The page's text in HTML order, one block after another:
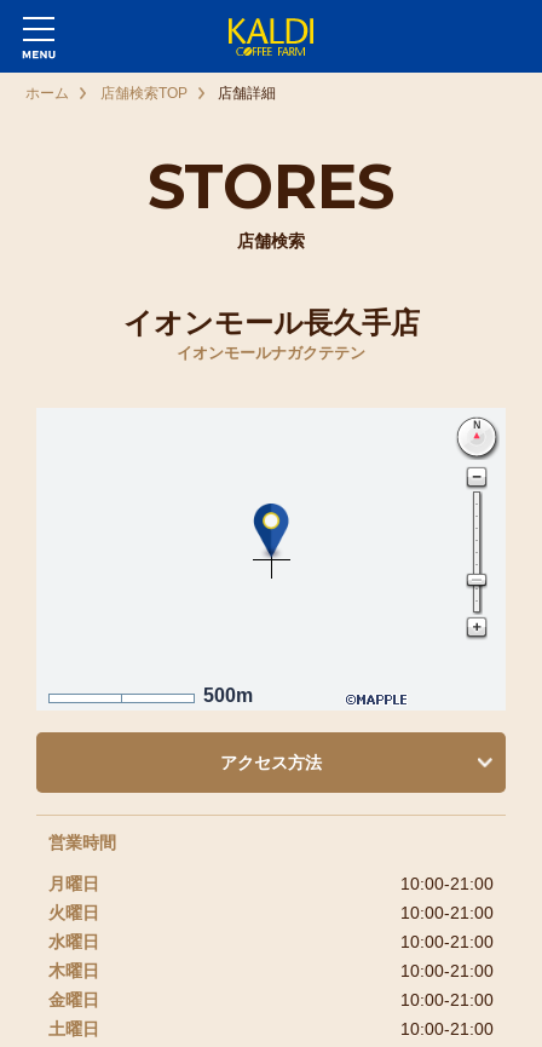
STORES
店舗検索
ホーム 店舗検索TOP 店舗詳細
イオンモール長久手店
イオンモールナガクテテン
500m
営業時間
月曜日
10:00-21:00
火曜日
10:00-21:00
水曜日
10:00-21:00
木曜日
10:00-21:00
金曜日
10:00-21:00
土曜日
10:00-21:00
アクセス方法